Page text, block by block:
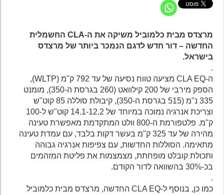
מרצדס מבית כלמוביל משיקה את ה-CLA החשמלית
החדשה – דור חדש לדגם הנמכר ביותר של מרצדס
בישראל.
ה-CLA EQ מציעה טווח נסיעה של עד 792 ק"מ (WLTP),
הספק מירבי של 200 קילוואט (260 בגרסת ה-350), מומנט
335 נ"מ (515 בגרסת ה-350), קיבולת סוללה 85 קוט"ש
וצריכת אנרגיה נמוכה במיוחד של 14.1-12.2 קוט"ש ל-100
ק"מ. פלטפורמת ה-800 וולט המתקדמת מאפשרת טעינה
מהירה של עד 325 ק"מ בעשר דקות בלבד, עם עמדת טעינה
מתאימה. הסוללות החדשות, עם צפיפות אנרגיה גבוהה
ותכולת קובלט מופחתת, מצמצמות את פליטת המזהמים
בכ-30% בהשוואה לדור הקודם.
כמו כן, בנוסף ל-CLA EQ החדשה, מרצדס מבית כלמוביל